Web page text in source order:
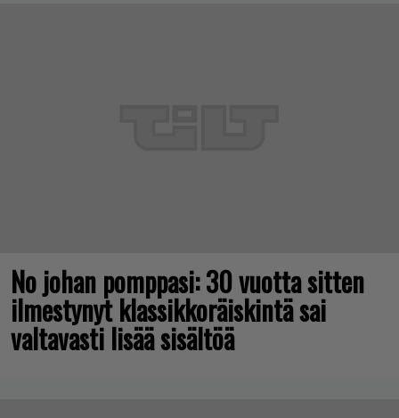
No johan pomppasi: 30 vuotta sitten
ilmestynyt klassikkoräiskintä sai
valtavasti lisää sisältöä